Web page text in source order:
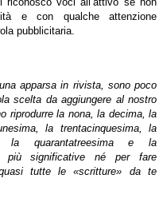
e con qualche attenzione
pubblicitaria.
apparsa in rivista, sono poco
scelta da aggiungere al nostro
riprodurre la nona, la decima, la
la trentacinquesima, la
la quarantatreesima e la
più significative né per fare
tutte le «scritture» da te